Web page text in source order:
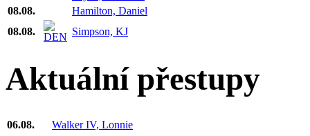
08.08.
Hamilton, Daniel
08.08.
Simpson, KJ
Aktuální přestupy
06.08. Walker IV, Lonnie